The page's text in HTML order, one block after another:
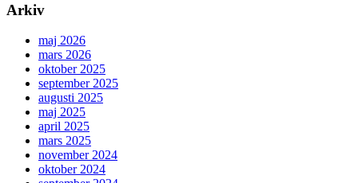
Arkiv
maj 2026
mars 2026
oktober 2025
september 2025
augusti 2025
maj 2025
april 2025
mars 2025
november 2024
oktober 2024